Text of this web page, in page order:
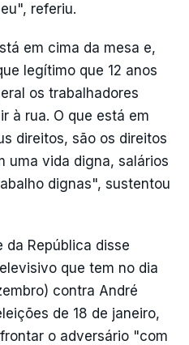
referiu.
em cima da mesa e,
legítimo que 12 anos
os trabalhadores
à rua. O que está em
direitos, são os direitos
uma vida digna, salários
dignas", sustentou
da República disse
que tem no dia
contra André
de 18 de janeiro,
o adversário "com